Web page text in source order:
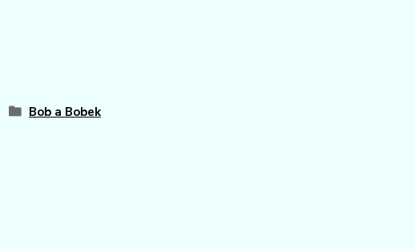
Bob a Bobek